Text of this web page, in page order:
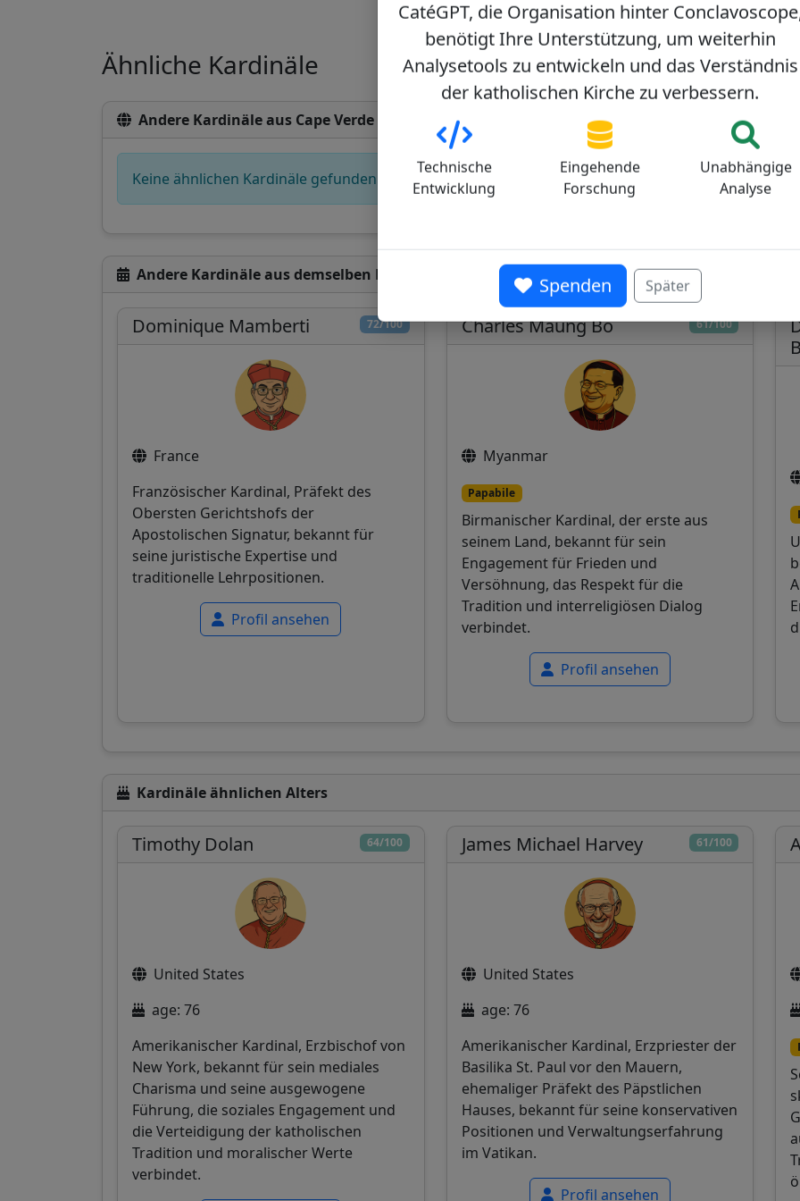
Ähnliche Kardinäle
Andere Kardinäle aus Cape Verde
Keine ähnlichen Kardinäle gefunden
Andere Kardinäle aus demselben Konsistorium
72/100
Dominique Mamberti
France
Französischer Kardinal, Präfekt des
Obersten Gerichtshofs der
Apostolischen Signatur, bekannt für
seine juristische Expertise und
traditionelle Lehrpositionen.
Profil ansehen
61/100
Charles Maung Bo
Myanmar
Papabile
Birmanischer Kardinal, der erste aus
seinem Land, bekannt für sein
Engagement für Frieden und
Versöhnung, das Respekt für die
Tradition und interreligiösen Dialog
verbindet.
Profil ansehen
Kardinäle ähnlichen Alters
64/100
Timothy Dolan
United States
age: 76
Amerikanischer Kardinal, Erzbischof von
New York, bekannt für sein mediales
Charisma und seine ausgewogene
Führung, die soziales Engagement und
die Verteidigung der katholischen
Tradition und moralischer Werte
verbindet.
61/100
James Michael Harvey
United States
age: 76
Amerikanischer Kardinal, Erzpriester der
Basilika St. Paul vor den Mauern,
ehemaliger Präfekt des Päpstlichen
Hauses, bekannt für seine konservativen
Positionen und Verwaltungserfahrung
im Vatikan.
Profil ansehen
CatéGPT, die Organisation hinter
benötigt Ihre Unterstützung, um weiterhin
Analysetools zu entwickeln und das Verständnis
der katholischen Kirche zu verbessern.
Technische
Entwicklung
Eingehende
Forschung
Unabhängige
Analyse
Spenden Später